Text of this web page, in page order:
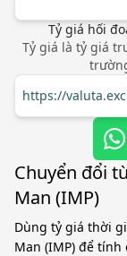
Tỷ giá hối
Tỷ giá là tỷ giá
https://
Chuyển đổi
Man (IMP)
Dùng tỷ giá thời
Man (IMP) để